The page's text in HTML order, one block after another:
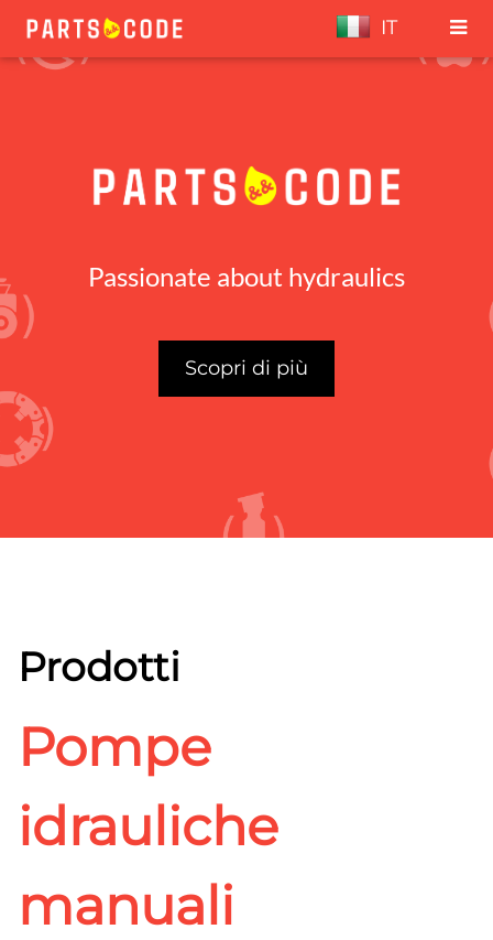
IT
Passionate about hydraulics
Scopri di più
Prodotti
Pompe
idrauliche
manuali